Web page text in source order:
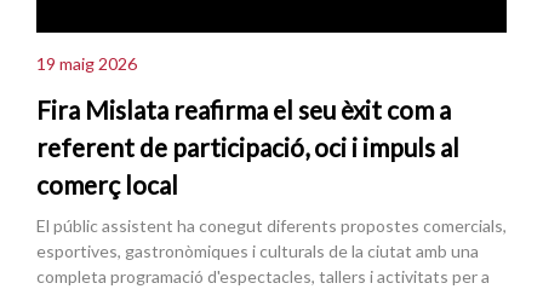
19 maig 2026
Fira Mislata reafirma el seu èxit com a
referent de participació, oci i impuls al
comerç local
El públic assistent ha conegut diferents propostes comercials,
esportives, gastronòmiques i culturals de la ciutat amb una
completa programació d'espectacles, tallers i activitats per a